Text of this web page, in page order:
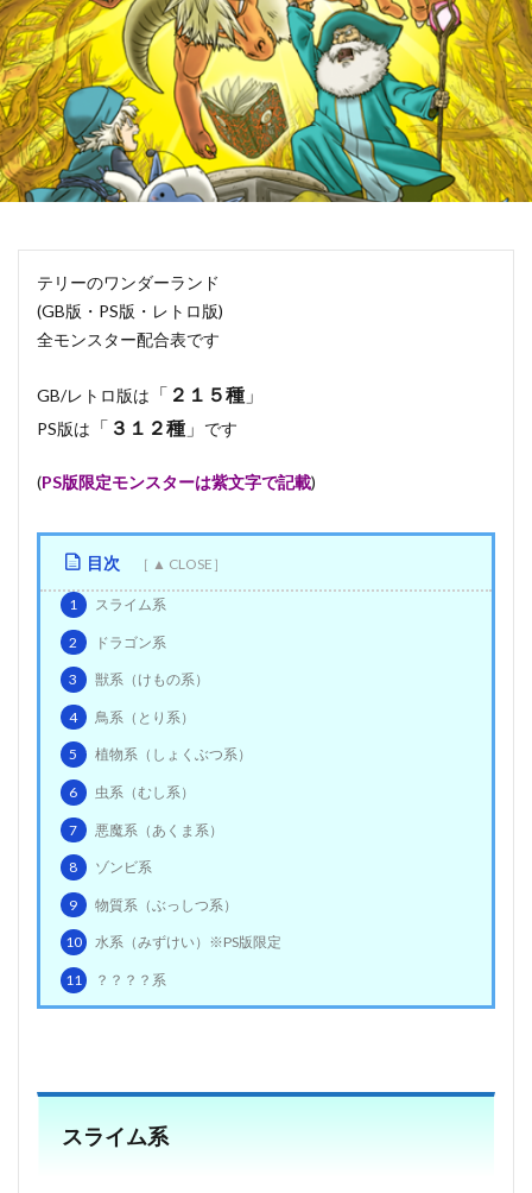
テリーのワンダーランド
(GB版・PS版・レトロ版)
全モンスター配合表です
GB/レトロ版は 「 ２１５種 」
PS版は 「 ３１２種 」 です
(PS版限定モンスターは紫文字で記載)
目次
1 スライム系
2 ドラゴン系
3 獣系（けもの系）
4 鳥系（とり系）
5 植物系（しょくぶつ系）
6 虫系（むし系）
7 悪魔系（あくま系）
8 ゾンビ系
9 物質系（ぶっしつ系）
10 水系（みずけい）※PS版限定
11 ？？？？系
スライム系